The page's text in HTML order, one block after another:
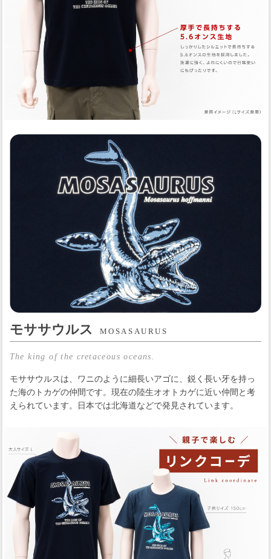
モササウルス MOSASAURUS
The king of the cretaceous oceans.
モササウルスは、ワニのように細長いアゴに、鋭く長い牙を持っ
た海のトカゲの仲間です。現在の陸生オオトカゲに近い仲間と考
えられています。日本では北海道などで発見されています。